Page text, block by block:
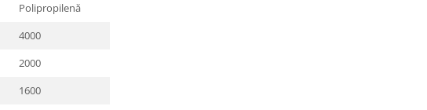
Polipropilenă
4000
2000
1600